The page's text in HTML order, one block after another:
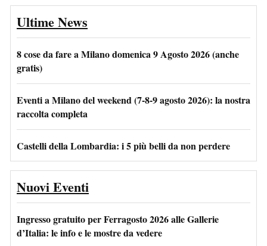
Ultime News
8 cose da fare a Milano domenica 9 Agosto 2026 (anche
gratis)
Eventi a Milano del weekend (7-8-9 agosto 2026): la nostra
raccolta completa
Castelli della Lombardia: i 5 più belli da non perdere
Nuovi Eventi
Ingresso gratuito per Ferragosto 2026 alle Gallerie
d’Italia: le info e le mostre da vedere